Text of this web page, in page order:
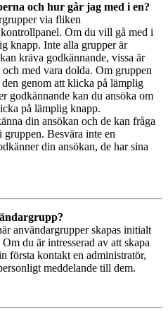
och hur går jag med i en?
via fliken
Om du vill gå med i
knapp. Inte alla grupper är
kräva godkännande, vissa är
med vara dolda. Om gruppen
genom att klicka på lämplig
godkännande kan du ansöka om
på lämplig knapp.
din ansökan och de kan fråga
Besvära inte en
din ansökan, de har sina
användargrupper skapas initialt
du är intresserad av att skapa
första kontakt en administratör,
meddelande till dem.